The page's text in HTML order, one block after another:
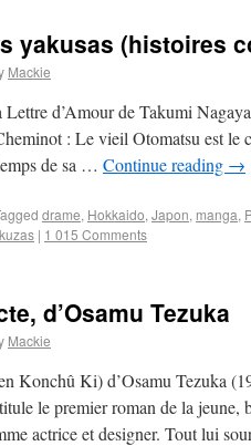
yakusas (histoires
Mackie
d’Amour de Takumi
: Le vieil Otomatsu est le
de sa … Continue reading →
drame, Hokkaido, Japon, manga,
| 1 015 Comments
d’Osamu Tezuka
Mackie
Konchû Ki) d’Osamu Tezuka
le premier roman de la jeune,
actrice et designer. Tout lui